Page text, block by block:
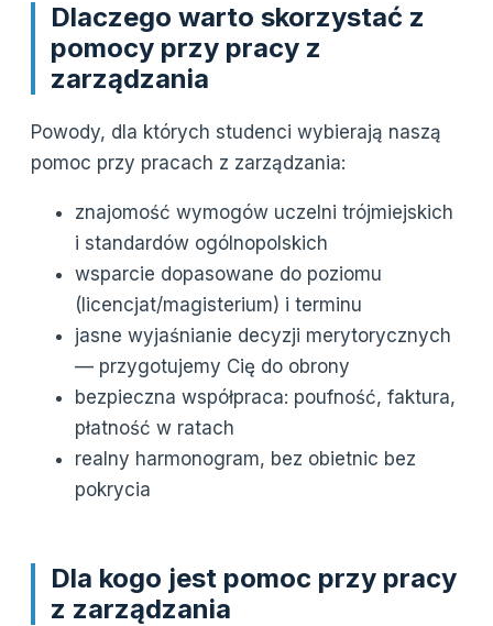
Dlaczego warto skorzystać z
pomocy przy pracy z
zarządzania
Powody, dla których studenci wybierają naszą
pomoc przy pracach z zarządzania:
znajomość wymogów uczelni trójmiejskich
i standardów ogólnopolskich
wsparcie dopasowane do poziomu
(licencjat/magisterium) i terminu
jasne wyjaśnianie decyzji merytorycznych
— przygotujemy Cię do obrony
bezpieczna współpraca: poufność, faktura,
płatność w ratach
realny harmonogram, bez obietnic bez
pokrycia
Dla kogo jest pomoc przy pracy
z zarządzania